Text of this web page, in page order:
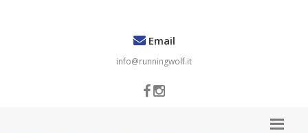
Email
info@runningwolf.it